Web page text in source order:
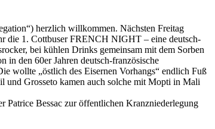
herzlich willkommen. Nächsten Freitag
die 1. Cottbuser FRENCH NIGHT – eine deutsch-
bei kühlen Drinks gemeinsam mit dem Sorben
in den 60er Jahren deutsch-französische
wollte „östlich des Eisernen Vorhangs“ endlich Fuß
und Grosseto kamen auch solche mit Mopti in Mali
Patrice Bessac zur öffentlichen Kranzniederlegung